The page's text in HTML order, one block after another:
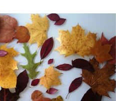
READ MORE